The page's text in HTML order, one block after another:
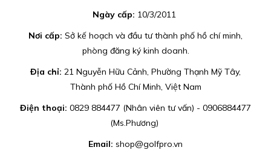
Ngày cấp: 10/3/2011
Nơi cấp: Sở kế hoạch và đầu tư thành phố hồ chí minh,
phòng đăng ký kinh doanh.
Địa chỉ: 21 Nguyễn Hữu Cảnh, Phường Thạnh Mỹ Tây,
Thành phố Hồ Chí Minh, Việt Nam
Điện thoại: 0829 884477 (Nhân viên tư vấn) - 0906884477
(Ms.Phương)
Email: shop@golfpro.vn